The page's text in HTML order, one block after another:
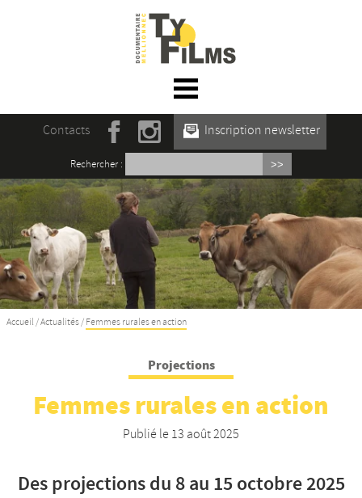
☰ Menu
Accueil
Actualités
L’association
Rencontres du film documentaire de
Mellionnec
Projections
Se former
Nos productions et +
Contacts Inscription newsletter
Rechercher :
Accueil /Actualités / Femmes rurales en action
Projections
Femmes rurales en action
Publié le 13 août 2025
Des projections du 8 au 15 octobre 2025